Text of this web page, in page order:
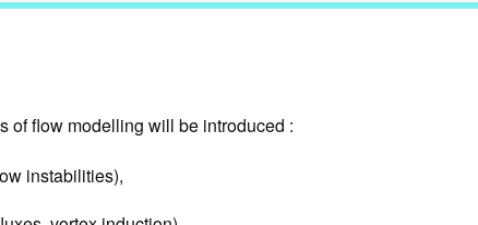
of flow modelling will be introduced :
instabilities),